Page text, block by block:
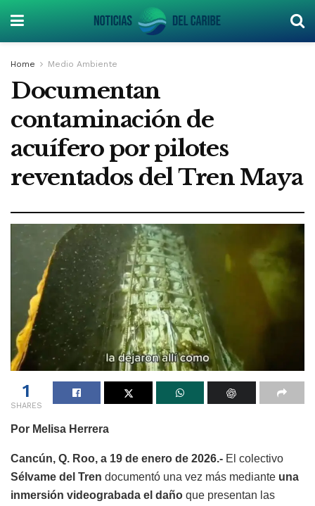
Home Medio Ambiente
Documentan
contaminación de
acuífero por pilotes
reventados del Tren Maya
1
SHARES
Por Melisa Herrera
Cancún, Q. Roo, a 19 de enero de 2026.- El colectivo
Sélvame del Tren documentó una vez más mediante una
inmersión videograbada el daño que presentan las